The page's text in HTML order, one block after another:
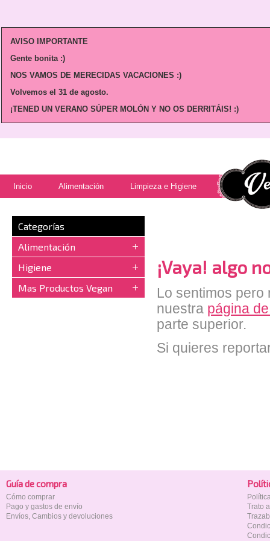
AVISO IMPORTANTE
Gente bonita :)
NOS VAMOS DE MERECIDAS VACACIONES :)
Volvemos el 31 de agosto.
¡TENED UN VERANO SÚPER MOLÓN Y NO OS DERRITÁIS! :)
Inicio Alimentación Limpieza e Higiene
Categorías
Alimentación
Higiene
Mas Productos Vegan
¡Vaya! algo
Lo sentimos pero
nuestra página
parte superior.
Si quieres
Guía de compra
Cómo comprar
Pago y gastos de envío
Envíos, Cambios y devoluciones
Trato